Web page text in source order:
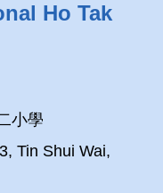
Ho Tak
小學
Tin Shui Wai,